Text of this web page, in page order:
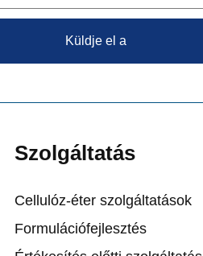
Küldje el a
Szolgáltatás
Cellulóz-éter szolgáltatások
Formulációfejlesztés